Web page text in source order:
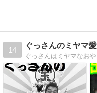
14
ぐっさんのミヤマ
ぐっさんはミヤマなお